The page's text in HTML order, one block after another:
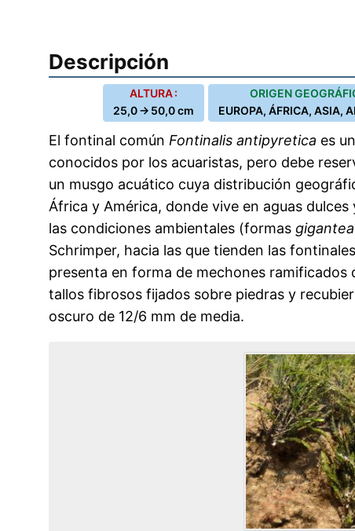
Descripción
ALTURA :
25,0 → 50,0 cm
ORIGEN
EUROPA, ÁFRICA, ASIA,
El fontinal común Fontinalis antipyretica es
conocidos por los acuaristas, pero debe
un musgo acuático cuya distribución
África y América, donde vive en aguas
las condiciones ambientales (formas gigantea
Schrimper, hacia las que tienden las
presenta en forma de mechones
tallos fibrosos fijados sobre piedras y
oscuro de 12/6 mm de media.